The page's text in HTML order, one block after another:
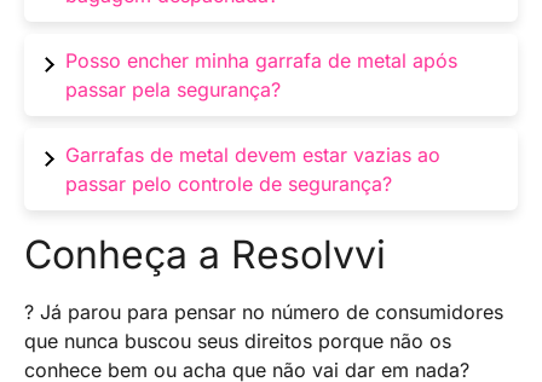
plástico transparente de até 1 litro.
Sim, garrafas de metal cheias ou vazias podem
ir na bagagem despachada.
Posso encher minha garrafa de metal após
passar pela segurança?
Sim, você pode encher sua garrafa de metal em
estações de água dentro da área segura do
aeroporto.
Garrafas de metal devem estar vazias ao
passar pelo controle de segurança?
Sim, se estiverem na bagagem de mão, as
garrafas de metal devem estar vazias para
Conheça a Resolvvi
? Já parou para pensar no número de consumidores
que nunca buscou seus direitos porque não os
conhece bem ou acha que não vai dar em nada?